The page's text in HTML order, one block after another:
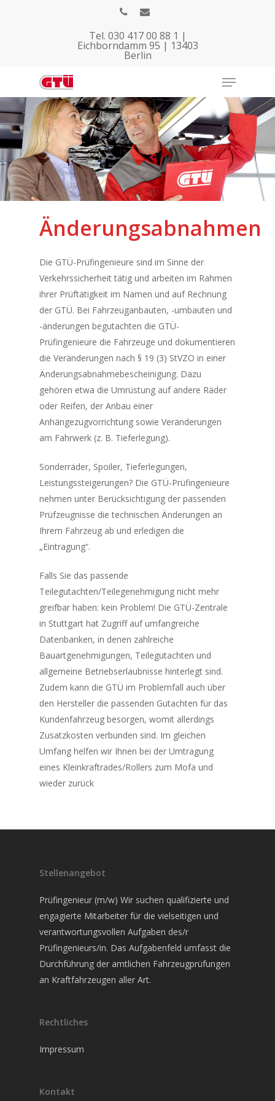
Tel. 030 417 00 88 1 |
Eichborndamm 95 | 13403
Berlin
Hit enter to search or ESC to close
Änderungsabnahmen
Die GTÜ-Prüfingenieure sind im Sinne der
Verkehrssicherheit tätig und arbeiten im Rahmen
ihrer Prüftätigkeit im Namen und auf Rechnung
der GTÜ. Bei Fahrzeuganbauten, -umbauten und
-änderungen begutachten die GTÜ-
Prüfingenieure die Fahrzeuge und dokumentieren
die Veränderungen nach § 19 (3) StVZO in einer
Änderungsabnahmebescheinigung. Dazu
gehören etwa die Umrüstung auf andere Räder
oder Reifen, der Anbau einer
Anhängezugvorrichtung sowie Veränderungen
am Fahrwerk (z. B. Tieferlegung).
Sonderräder, Spoiler, Tieferlegungen,
Leistungssteigerungen? Die GTÜ-Prüfingenieure
nehmen unter Berücksichtigung der passenden
Prüfzeugnisse die technischen Änderungen an
Ihrem Fahrzeug ab und erledigen die
„Eintragung“.
Falls Sie das passende
Teilegutachten/Teilegenehmigung nicht mehr
greifbar haben: kein Problem! Die GTÜ-Zentrale
in Stuttgart hat Zugriff auf umfangreiche
Datenbanken, in denen zahlreiche
Bauartgenehmigungen, Teilegutachten und
allgemeine Betriebserlaubnisse hinterlegt sind.
Zudem kann die GTÜ im Problemfall auch über
den Hersteller die passenden Gutachten für das
Kundenfahrzeug besorgen, womit allerdings
Zusatzkosten verbunden sind. Im gleichen
Umfang helfen wir Ihnen bei der Umtragung
eines Kleinkraftrades/Rollers zum Mofa und
wieder zurück
Stellenangebot
Prüfingenieur (m/w) Wir suchen qualifizierte und
engagierte Mitarbeiter für die vielseitigen und
verantwortungsvollen Aufgaben des/r
Prüfingenieurs/in. Das Aufgabenfeld umfasst die
Durchführung der amtlichen Fahrzeugprüfungen
an Kraftfahrzeugen aller Art.
Rechtliches
Impressum
Kontakt
Aktuelles
Team
Nützliches
Jobs & Karriere
Termin vereinbaren
Amtliche
Dienstleistungen
„AU“
Änderungsabnahmen
Oldtimergutachten
23 StVZO
Sicherheitsprüfungen
GSP
Fahrzeugnachrüstung
Leistungen
Schaden-
Oldtimergutachten
G 607 (Gasprüfung)
Kontakt
Termin buchen